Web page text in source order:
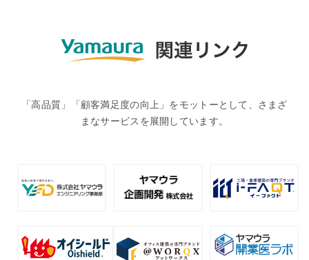
「高品質」「顧客満足度の向上」をモットーとして、さまざ
まなサービスを展開しています。